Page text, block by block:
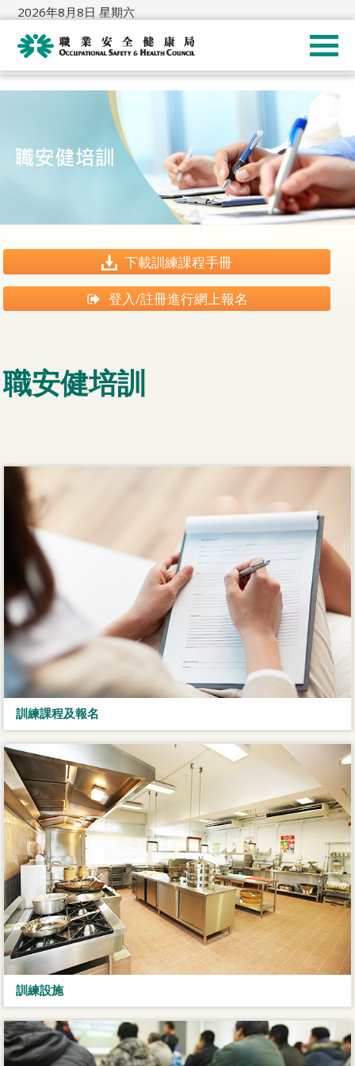
2026年8月8日 星期六
下載訓練課程手冊
登入/註冊進行網上報名
職安健培訓
訓練課程及報名
訓練設施